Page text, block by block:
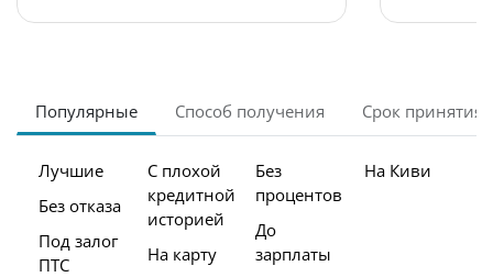
Популярные Способ получения Срок принятия
Лучшие
Без отказа
Под залог
ПТС
С плохой
кредитной
историей
На карту
Без
процентов
До
зарплаты
На Киви